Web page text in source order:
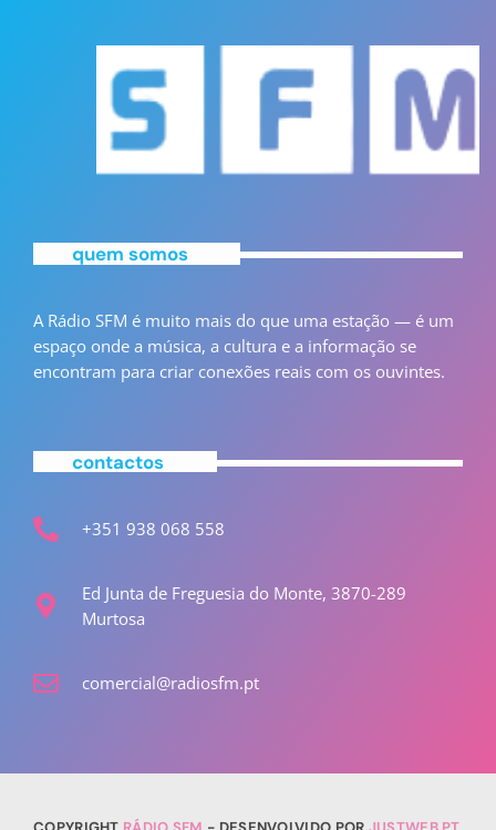
quem somos
A Rádio SFM é muito mais do que uma estação — é um
espaço onde a música, a cultura e a informação se
encontram para criar conexões reais com os ouvintes.
contactos
+351 938 068 558
Ed Junta de Freguesia do Monte, 3870-289
Murtosa
comercial@radiosfm.pt